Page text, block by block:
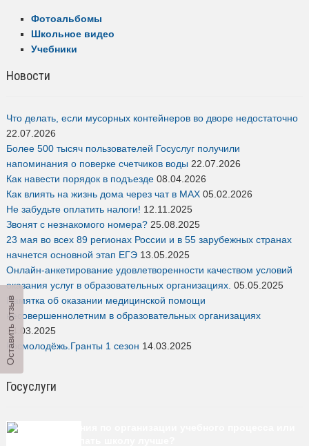
Фотоальбомы
Школьное видео
Учебники
Новости
Что делать, если мусорных контейнеров во дворе недостаточно
22.07.2026
Более 500 тысяч пользователей Госуслуг получили
напоминания о поверке счетчиков воды 22.07.2026
Как навести порядок в подъезде 08.04.2026
Как влиять на жизнь дома через чат в MAX 05.02.2026
Не забудьте оплатить налоги! 12.11.2025
Звонят с незнакомого номера? 25.08.2025
23 мая во всех 89 регионах России и в 55 зарубежных странах
начнется основной этап ЕГЭ 13.05.2025
Онлайн-анкетирование удовлетворенности качеством условий
оказания услуг в образовательных организациях. 05.05.2025
Памятка об оказании медицинской помощи
несовершеннолетним в образовательных организациях
14.03.2025
Росмолодёжь.Гранты 1 сезон 14.03.2025
Госуслуги
Есть предложения по организации учебного процесса или
Оставить отзыв